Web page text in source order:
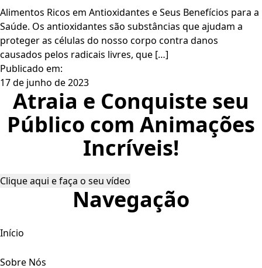
Alimentos Ricos em Antioxidantes e Seus Benefícios para a
Saúde. Os antioxidantes são substâncias que ajudam a
proteger as células do nosso corpo contra danos
causados pelos radicais livres, que […]
Publicado em:
17 de junho de 2023
Atraia e Conquiste seu
Público com Animações
Incríveis!
Clique aqui e faça o seu vídeo
Navegação
Início
Sobre Nós